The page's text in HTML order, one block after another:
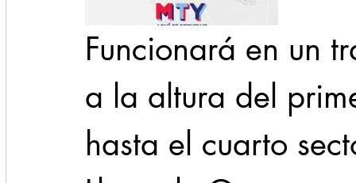
Funcionará en un
a la altura del
hasta el cuarto